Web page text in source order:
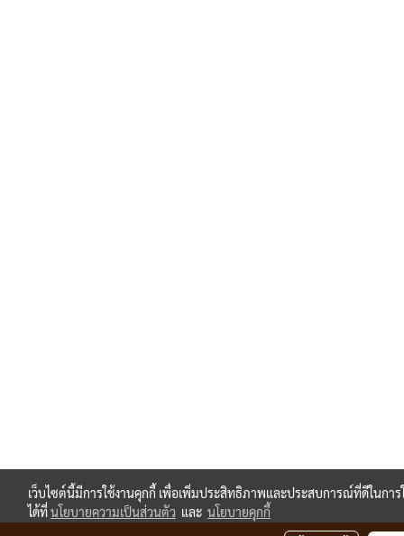
เว็บไซต์นี้มีการใช้งานคุกกี้ เพื่อเพิ่มประสิทธิภาพและประสบการณ์ที่ดีในกา
ได้ที่นโยบายความเป็นส่วนตัว และ นโยบายคุกกี้